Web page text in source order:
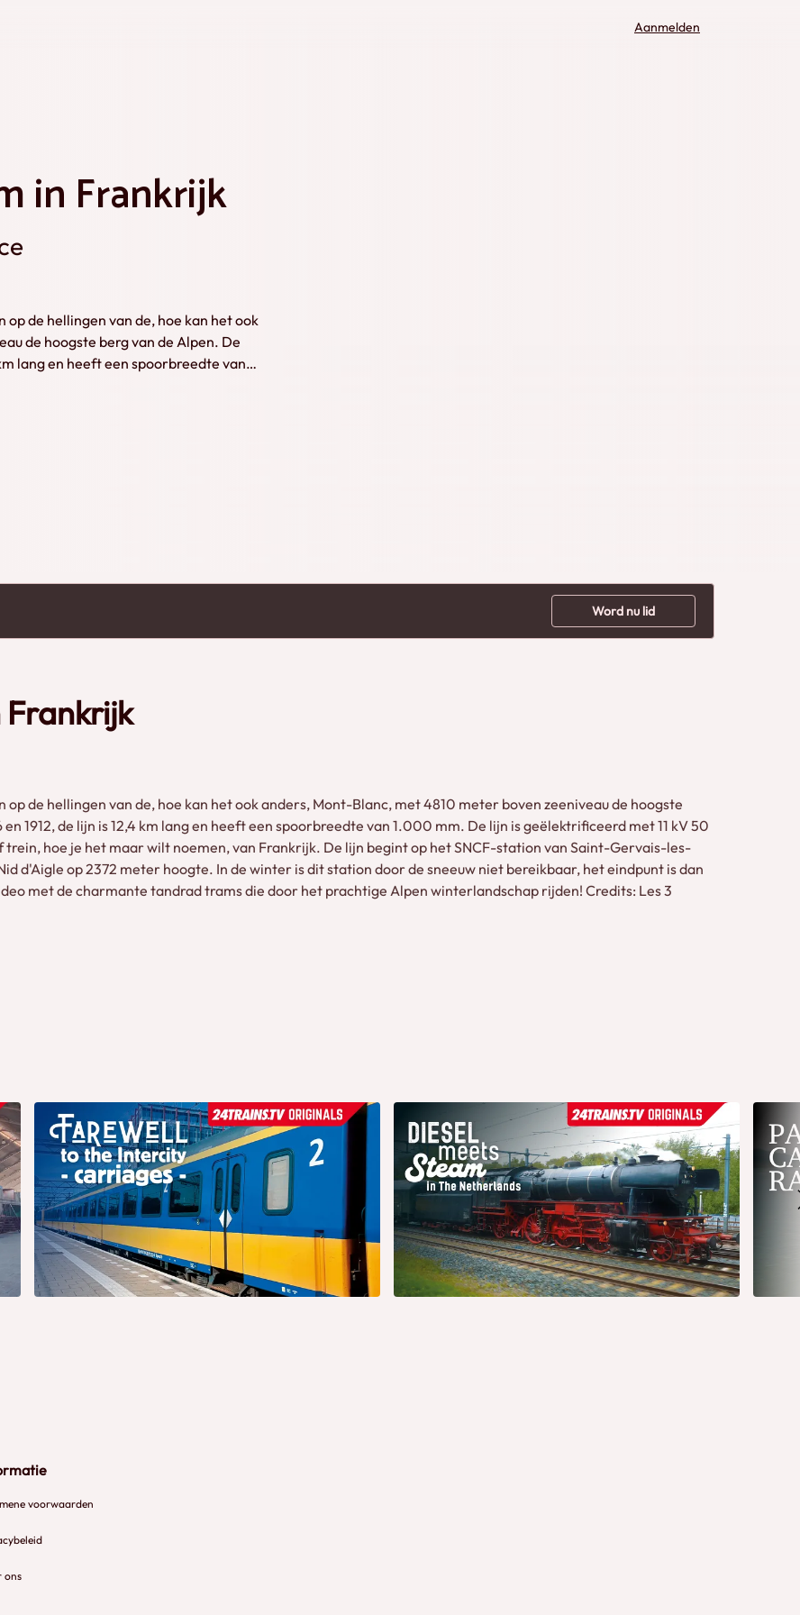
Aanmelden
in Frankrijk
de hellingen van de, hoe kan het ook
de hoogste berg van de Alpen. De
lang en heeft een spoorbreedte van
Word nu lid
de hellingen van de, hoe kan het ook anders, Mont-Blanc, met 4810 meter boven zeeniveau de hoogste
1912, de lijn is 12,4 km lang en heeft een spoorbreedte van 1.000 mm. De lijn is geëlektrificeerd met 11 kV 50
hoe je het maar wilt noemen, van Frankrijk. De lijn begint op het SNCF-station van Saint-Gervais-les-
d'Aigle op 2372 meter hoogte. In de winter is dit station door de sneeuw niet bereikbaar, het eindpunt is dan
met de charmante tandrad trams die door het prachtige Alpen winterlandschap rijden! Credits: Les 3
voorwaarden
ons